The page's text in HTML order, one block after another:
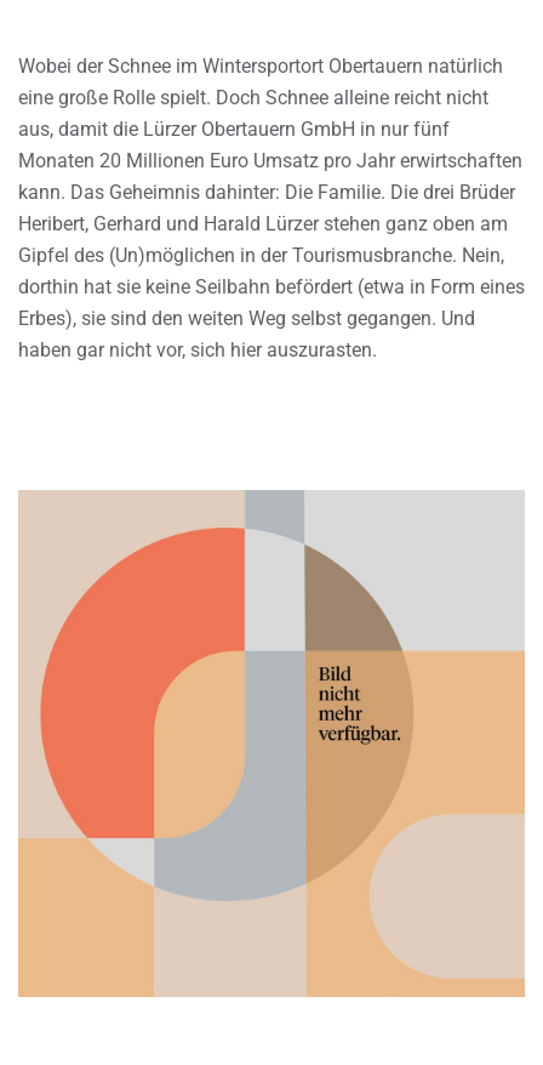
Wobei der Schnee im Wintersportort Obertauern natürlich
eine große Rolle spielt. Doch Schnee alleine reicht nicht
aus, damit die Lürzer Obertauern GmbH in nur fünf
Monaten 20 Millionen Euro Umsatz pro Jahr erwirtschaften
kann. Das Geheimnis dahinter: Die Familie. Die drei Brüder
Heribert, Gerhard und Harald Lürzer stehen ganz oben am
Gipfel des (Un)möglichen in der Tourismusbranche. Nein,
dorthin hat sie keine Seilbahn befördert (etwa in Form eines
Erbes), sie sind den weiten Weg selbst gegangen. Und
haben gar nicht vor, sich hier auszurasten.